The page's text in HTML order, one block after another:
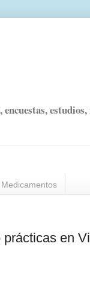
Medicamentos
en